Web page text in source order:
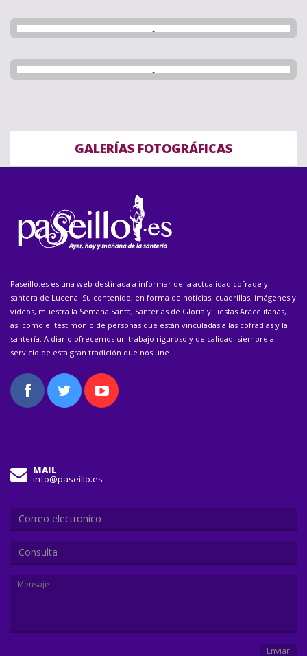
GALERÍAS FOTOGRÁFICAS
Paseillo.es es una web destinada a informar de la actualidad cofrade y
santera de Lucena. Su contenido, en forma de noticias, cuadrillas, imágenes y
vídeos, muestra la Semana Santa, Santerías de Gloria y Fiestas Aracelitanas,
así como el testimonio de personas que están vinculadas a las cofradías y la
santería. A diario ofrecemos un trabajo riguroso y de calidad; siempre al
servicio de esta gran tradición que nos une.
MAIL
info@paseillo.es
Consulta
Enviar